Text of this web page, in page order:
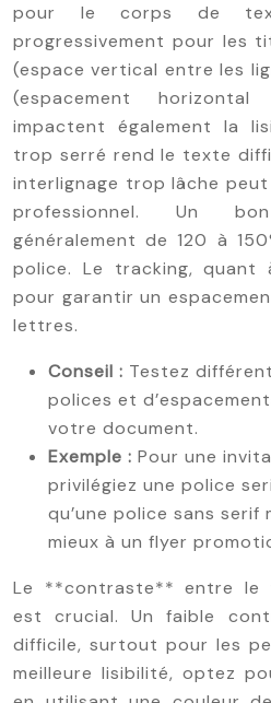
pour le corps de
progressivement pour les
(espace vertical entre les
(espacement
impactent également la
trop serré rend le texte
interlignage trop lâche
professionnel. Un
généralement de 120 à
police. Le tracking,
pour garantir un
lettres.
Conseil : Testez
polices et
votre document.
Exemple : Pour une
privilégiez une police
qu’une police sans serif
mieux à un flyer
Le **contraste** entre le
est crucial. Un faible
difficile, surtout pour les
meilleure lisibilité, optez